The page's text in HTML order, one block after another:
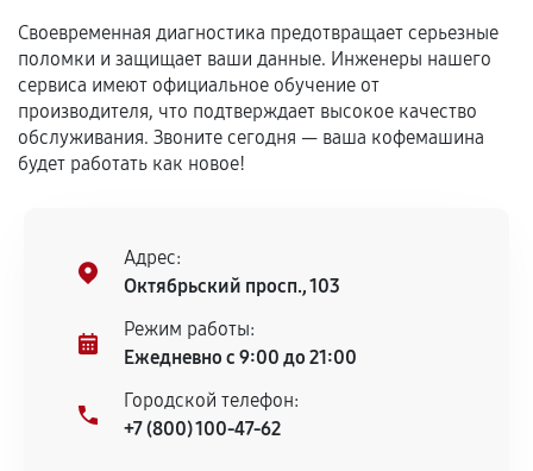
техническим параметрам и не имеют внешних
дефектов.
Установка была выполнена нашим сервисным
центром.
При этом гарантия на сами комплектующие
сервисный центр ответственности не несет.
Своевременная диагностика предотвращает серьезные
поломки и защищает ваши данные. Инженеры нашего
сервиса имеют официальное обучение от
производителя, что подтверждает высокое качество
обслуживания. Звоните сегодня — ваша кофемашина
будет работать как новое!
Адрес:
Октябрьский просп., 103
Режим работы:
Ежедневно с 9:00 до 21:00
Городской телефон:
+7 (800) 100-47-62